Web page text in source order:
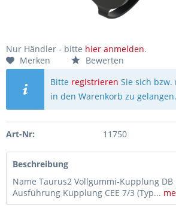
Nur Händler - bitte hier anmelden.
Merken
Bewerten
Bitte registrieren Sie sich
in den Warenkorb zu gelangen.
Art-Nr: 11750
Beschreibung
Name Taurus2 Vollgummi-Kupplung DB
Ausführung Kupplung CEE 7/3 (Typ...